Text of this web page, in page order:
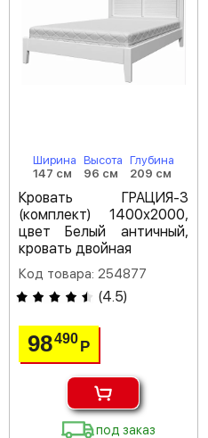
Ширина
147 см
Высота
96 см
Глубина
209 см
Кровать ГРАЦИЯ-3
(комплект) 1400х2000,
цвет Белый античный,
кровать двойная
Код товара: 254877
(4.5)
98490 Р
под заказ